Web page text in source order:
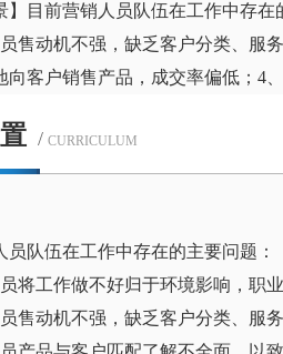
】目前营销人员队伍在工作中存
售动机不强，缺乏客户分类、服
向客户销售产品，成交率偏低；4
/ CURRICULUM
员队伍在工作中存在的主要问题：
将工作做不好归于环境影响，职
售动机不强，缺乏客户分类、服